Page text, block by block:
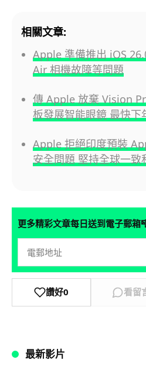
相關文章:
Apple 準備推出 iOS
Air 相機故障等問題
傳 Apple 放棄 Vision
板發展智能眼鏡 最快
Apple 拒絕印度預裝
安全問題 堅持全球一致
更多精彩文章每日送到電子郵箱
讚好0 看留
最新影片